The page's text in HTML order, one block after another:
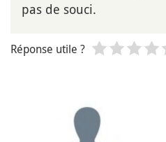
pas de souci.
Réponse utile ?